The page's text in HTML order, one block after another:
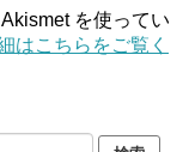
を使ってい
はこちらをご覧く